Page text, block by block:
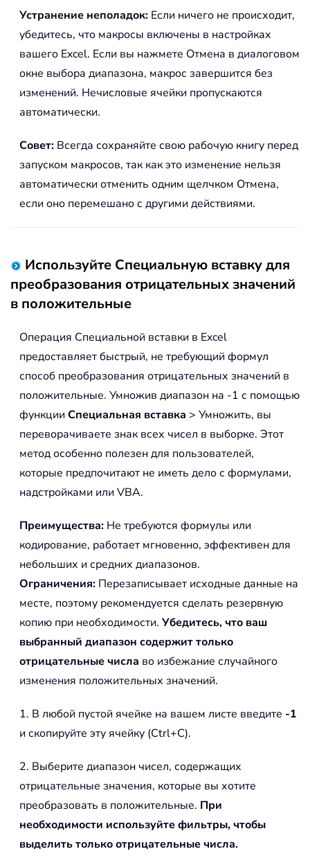
Устранение неполадок: Если ничего не происходит,
убедитесь, что макросы включены в настройках
вашего Excel. Если вы нажмете Отмена в диалоговом
окне выбора диапазона, макрос завершится без
изменений. Нечисловые ячейки пропускаются
автоматически.
Совет: Всегда сохраняйте свою рабочую книгу перед
запуском макросов, так как это изменение нельзя
автоматически отменить одним щелчком Отмена,
если оно перемешано с другими действиями.
Используйте Специальную вставку для
преобразования отрицательных значений
в положительные
Операция Специальной вставки в Excel
предоставляет быстрый, не требующий формул
способ преобразования отрицательных значений в
положительные. Умножив диапазон на -1 с помощью
функции Специальная вставка > Умножить, вы
переворачиваете знак всех чисел в выборке. Этот
метод особенно полезен для пользователей,
которые предпочитают не иметь дело с формулами,
надстройками или VBA.
Преимущества: Не требуются формулы или
кодирование, работает мгновенно, эффективен для
небольших и средних диапазонов.
Ограничения: Перезаписывает исходные данные на
месте, поэтому рекомендуется сделать резервную
копию при необходимости. Убедитесь, что ваш
выбранный диапазон содержит только
отрицательные числа во избежание случайного
изменения положительных значений.
1. В любой пустой ячейке на вашем листе введите -1
и скопируйте эту ячейку (Ctrl+C).
2. Выберите диапазон чисел, содержащих
отрицательные значения, которые вы хотите
преобразовать в положительные. При
необходимости используйте фильтры, чтобы
выделить только отрицательные числа.